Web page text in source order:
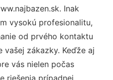
Inak
vysokú profesionalitu,
od prvého kontaktu
zákazky. Keďže aj
vás nielen počas
riešenia prípadnej